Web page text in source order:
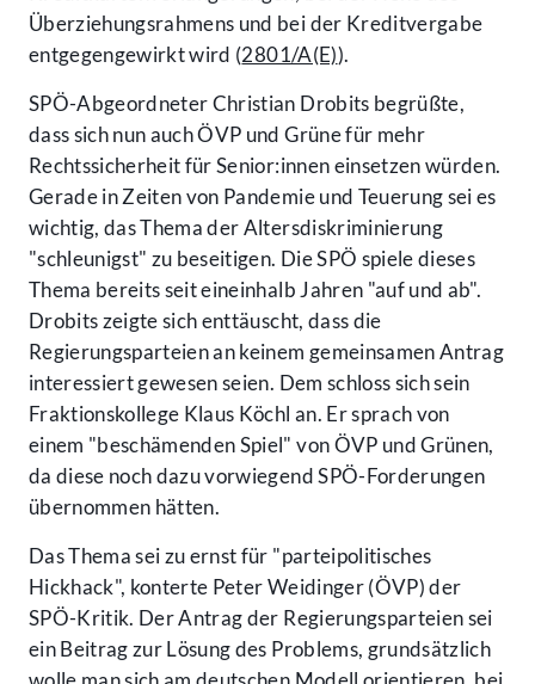
Überziehungsrahmens und bei der Kreditvergabe
entgegengewirkt wird (2801/A(E)).
SPÖ-Abgeordneter Christian Drobits begrüßte,
dass sich nun auch ÖVP und Grüne für mehr
Rechtssicherheit für Senior:innen einsetzen würden.
Gerade in Zeiten von Pandemie und Teuerung sei es
wichtig, das Thema der Altersdiskriminierung
"schleunigst" zu beseitigen. Die SPÖ spiele dieses
Thema bereits seit eineinhalb Jahren "auf und ab".
Drobits zeigte sich enttäuscht, dass die
Regierungsparteien an keinem gemeinsamen Antrag
interessiert gewesen seien. Dem schloss sich sein
Fraktionskollege Klaus Köchl an. Er sprach von
einem "beschämenden Spiel" von ÖVP und Grünen,
da diese noch dazu vorwiegend SPÖ-Forderungen
übernommen hätten.
Das Thema sei zu ernst für "parteipolitisches
Hickhack", konterte Peter Weidinger (ÖVP) der
SPÖ-Kritik. Der Antrag der Regierungsparteien sei
ein Beitrag zur Lösung des Problems, grundsätzlich